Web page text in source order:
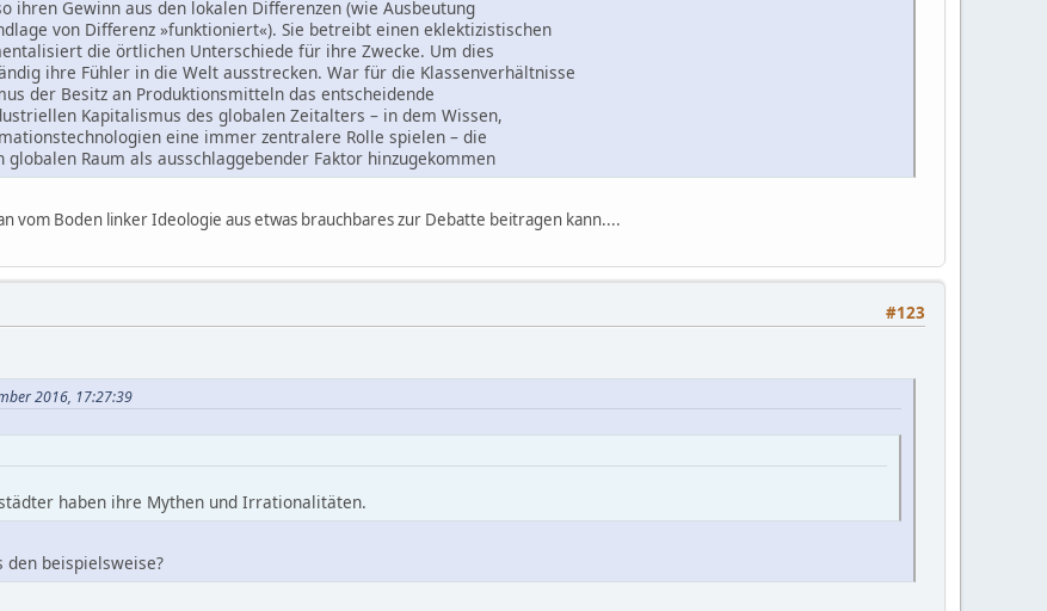
ihren Gewinn aus den lokalen Differenzen (wie Ausbeutung
von Differenz »funktioniert«). Sie betreibt einen eklektizistischen
die örtlichen Unterschiede für ihre Zwecke. Um dies
ihre Fühler in die Welt ausstrecken. War für die Klassenverhältnisse
der Besitz an Produktionsmitteln das entscheidende
Kapitalismus des globalen Zeitalters – in dem Wissen,
eine immer zentralere Rolle spielen – die
Raum als ausschlaggebender Faktor hinzugekommen
vom Boden linker Ideologie aus etwas brauchbares zur Debatte beitragen kann....
#123
2016, 17:27:39
haben ihre Mythen und Irrationalitäten.
den beispielsweise?